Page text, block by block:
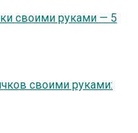
своими руками — 5
своими руками: